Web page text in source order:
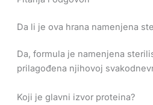
Da li je ova hrana namenjena
Da, formula je namenjena
prilagođena njihovoj
Koji je glavni izvor proteina?